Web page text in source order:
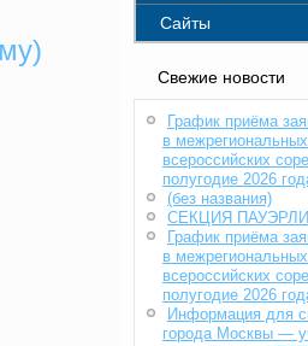
Сайты
Свежие новости
График приёма
в
всероссийских
полугодие 2026
(без названия)
СЕКЦИЯ
График приёма
в
всероссийских
полугодие 2026
Информация для
города Москвы —